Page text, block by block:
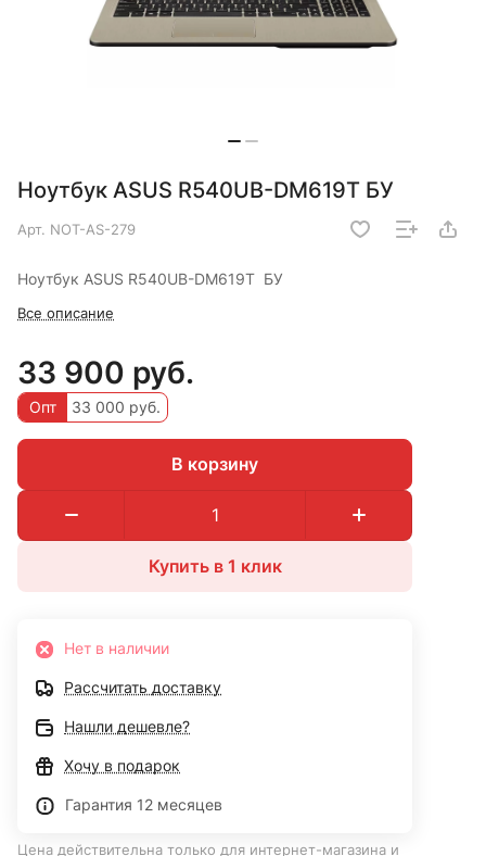
Ноутбук ASUS R540UB-DM619T БУ
Арт. NOT-AS-279
Ноутбук ASUS R540UB-DM619T БУ
Все описание
33 900 руб.
Опт 33 000 руб.
В корзину
Купить в 1 клик
Нет в наличии
Рассчитать доставку
Нашли дешевле?
Хочу в подарок
Гарантия 12 месяцев
Цена действительна только для интернет-магазина и